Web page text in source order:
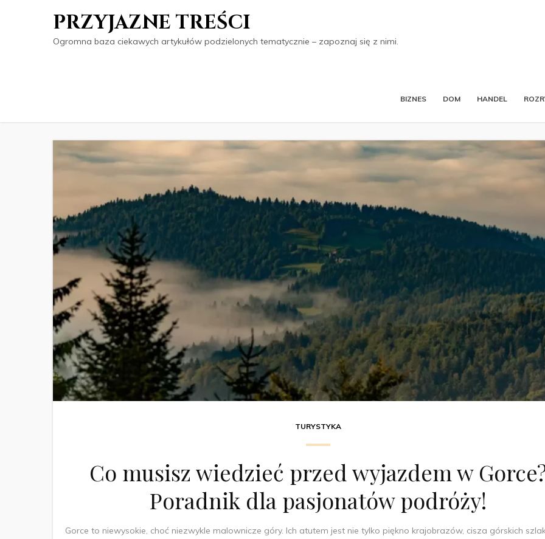
PRZYJAZNE TREŚCI
Ogromna baza ciekawych artykułów podzielonych tematycznie – zapoznaj się z nimi.
BIZNES DOM HANDEL
TURYSTYKA
Co musisz wiedzieć przed wyjazdem w
Poradnik dla pasjonatów podróży!
Gorce to niewysokie, choć niezwykle malownicze góry. Ich atutem jest nie tylko piękno krajobrazów, cisza górskich